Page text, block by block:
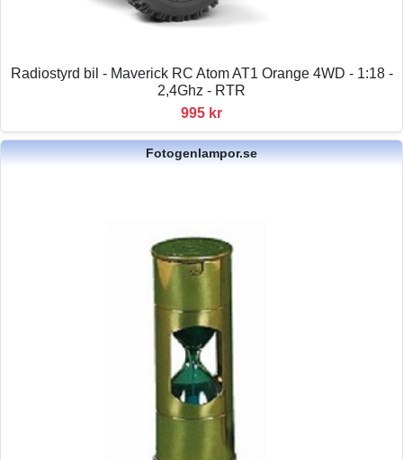
Radiostyrd bil - Maverick RC Atom AT1 Orange 4WD - 1:18 -
2,4Ghz - RTR
995 kr
Fotogenlampor.se